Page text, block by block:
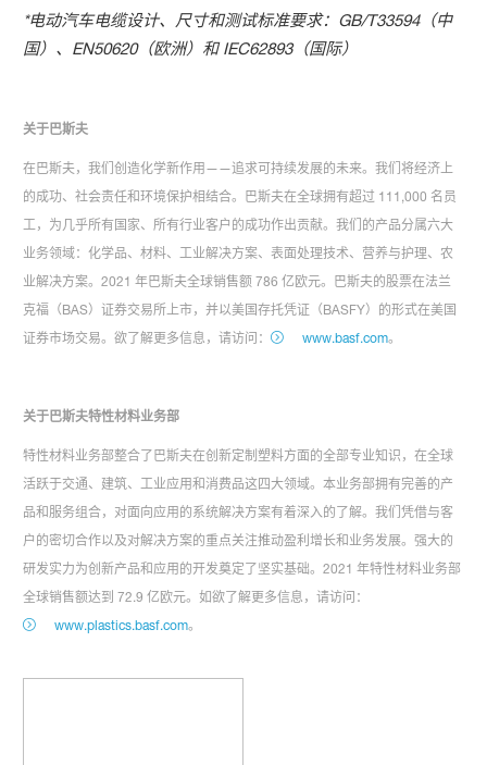
*电动汽车电缆设计、尺寸和测试标准要求：GB/T33594（中
国）、EN50620（欧洲）和 IEC62893（国际）
关于巴斯夫
在巴斯夫，我们创造化学新作用——追求可持续发展的未来。我们将经济上
的成功、社会责任和环境保护相结合。巴斯夫在全球拥有超过 111,000 名员
工，为几乎所有国家、所有行业客户的成功作出贡献。我们的产品分属六大
业务领域：化学品、材料、工业解决方案、表面处理技术、营养与护理、农
业解决方案。2021 年巴斯夫全球销售额 786 亿欧元。巴斯夫的股票在法兰
克福（BAS）证券交易所上市，并以美国存托凭证（BASFY）的形式在美国
证券市场交易。欲了解更多信息，请访问：
www.basf.com。
关于巴斯夫特性材料业务部
特性材料业务部整合了巴斯夫在创新定制塑料方面的全部专业知识，在全球
活跃于交通、建筑、工业应用和消费品这四大领域。本业务部拥有完善的产
品和服务组合，对面向应用的系统解决方案有着深入的了解。我们凭借与客
户的密切合作以及对解决方案的重点关注推动盈利增长和业务发展。强大的
研发实力为创新产品和应用的开发奠定了坚实基础。2021 年特性材料业务部
全球销售额达到 72.9 亿欧元。如欲了解更多信息，请访问：
www.plastics.basf.com。